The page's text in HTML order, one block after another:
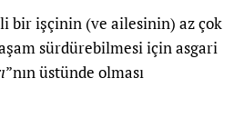
bir işçinin (ve ailesinin) az çok
sürdürebilmesi için asgari
”nın üstünde olması